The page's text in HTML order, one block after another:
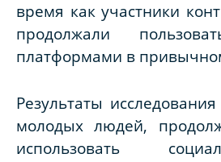
время как участники
продолжали
платформами в
Результаты
молодых людей,
использовать